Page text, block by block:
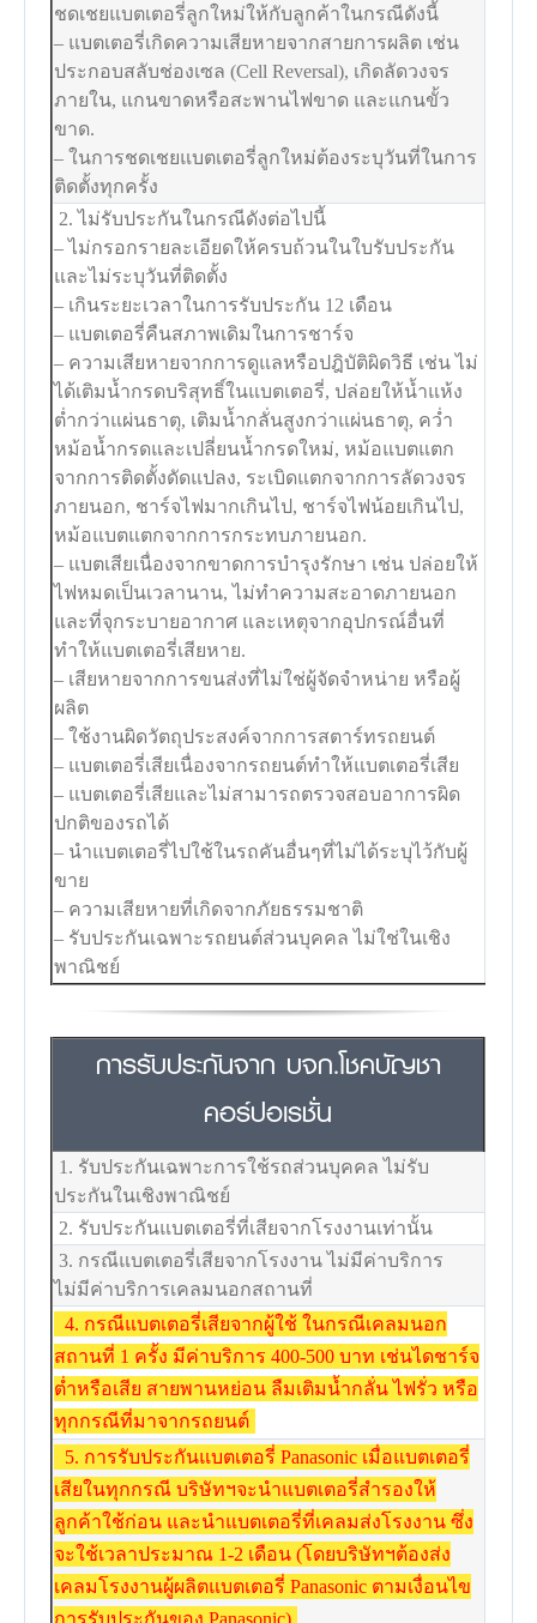
ชดเชยแบตเตอรี่ลูกใหม่ให้กับลูกค้าในกรณีดังนี้
– แบตเตอรี่เกิดความเสียหายจากสายการผลิต เช่น
ประกอบสลับช่องเซล (Cell Reversal), เกิดลัดวงจร
ภายใน, แกนขาดหรือสะพานไฟขาด และแกนขั้ว
ขาด.
– ในการชดเชยแบตเตอรี่ลูกใหม่ต้องระบุวันที่ในการ
ติดตั้งทุกครั้ง
2. ไม่รับประกันในกรณีดังต่อไปนี้
– ไม่กรอกรายละเอียดให้ครบถ้วนในใบรับประกัน
และไม่ระบุวันที่ติดตั้ง
– เกินระยะเวลาในการรับประกัน 12 เดือน
– แบตเตอรี่คืนสภาพเดิมในการชาร์จ
– ความเสียหายจากการดูแลหรือปฎิบัติผิดวิธี เช่น ไม่
ได้เติมน้ำกรดบริสุทธิ์ในแบตเตอรี่, ปล่อยให้น้ำแห้ง
ต่ำกว่าแผ่นธาตุ, เติมน้ำกลั่นสูงกว่าแผ่นธาตุ, คว่ำ
หม้อน้ำกรดและเปลี่ยนน้ำกรดใหม่, หม้อแบตแตก
จากการติดตั้งดัดแปลง, ระเบิดแตกจากการลัดวงจร
ภายนอก, ชาร์จไฟมากเกินไป, ชาร์จไฟน้อยเกินไป,
หม้อแบตแตกจากการกระทบภายนอก.
– แบตเสียเนื่องจากขาดการบำรุงรักษา เช่น ปล่อยให้
ไฟหมดเป็นเวลานาน, ไม่ทำความสะอาดภายนอก
และที่จุกระบายอากาศ และเหตุจากอุปกรณ์อื่นที่
ทำให้แบตเตอรี่เสียหาย.
– เสียหายจากการขนส่งที่ไม่ใช่ผู้จัดจำหน่าย หรือผู้
ผลิต
– ใช้งานผิดวัตถุประสงค์จากการสตาร์ทรถยนต์
– แบตเตอรี่เสียเนื่องจากรถยนต์ทำให้แบตเตอรี่เสีย
– แบตเตอรี่เสียและไม่สามารถตรวจสอบอาการผิด
ปกติของรถได้
– นำแบตเตอรี่ไปใช้ในรถคันอื่นๆที่ไม่ได้ระบุไว้กับผู้
ขาย
– ความเสียหายที่เกิดจากภัยธรรมชาติ
– รับประกันเฉพาะรถยนต์ส่วนบุคคล ไม่ใช่ในเชิง
พาณิชย์
การรับประกันจาก บจก.โชคบัญชา
คอร์ปอเรชั่น
1. รับประกันเฉพาะการใช้รถส่วนบุคคล ไม่รับ
ประกันในเชิงพาณิชย์
2. รับประกันแบตเตอรี่ที่เสียจากโรงงานเท่านั้น
3. กรณีแบตเตอรี่เสียจากโรงงาน ไม่มีค่าบริการ
ไม่มีค่าบริการเคลมนอกสถานที่
4. กรณีแบตเตอรี่เสียจากผู้ใช้ ในกรณีเคลมนอก
สถานที่ 1 ครั้ง มีค่าบริการ 400-500 บาท เช่นไดชาร์จ
ต่ำหรือเสีย สายพานหย่อน ลืมเติมน้ำกลั่น ไฟรั่ว หรือ
ทุกกรณีที่มาจากรถยนต์
5. การรับประกันแบตเตอรี่ Panasonic เมื่อแบตเตอรี่
เสียในทุกกรณี บริษัทฯจะนำแบตเตอรี่สำรองให้
ลูกค้าใช้ก่อน และนำแบตเตอรี่ที่เคลมส่งโรงงาน ซึ่ง
จะใช้เวลาประมาณ 1-2 เดือน (โดยบริษัทฯต้องส่ง
เคลมโรงงานผู้ผลิตแบตเตอรี่ Panasonic ตามเงื่อนไข
การรับประกันของ Panasonic)